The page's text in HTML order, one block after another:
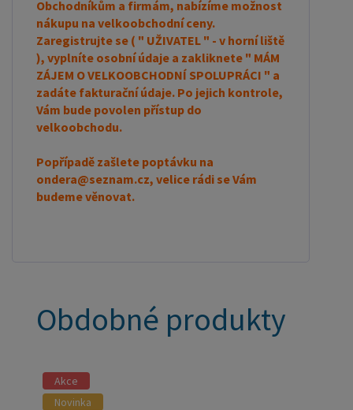
Obchodníkům a firmám, nabízíme možnost
nákupu na velkoobchodní ceny.
Zaregistrujte se ( " UŽIVATEL " - v horní liště
), vyplníte osobní údaje a zakliknete " MÁM
ZÁJEM O VELKOOBCHODNÍ SPOLUPRÁCI " a
zadáte fakturační údaje. Po jejich kontrole,
Vám bude povolen přístup do
velkoobchodu.
Popřípadě zašlete poptávku na
ondera@seznam.cz, velice rádi se Vám
budeme věnovat.
Obdobné produkty
Akce
Novinka